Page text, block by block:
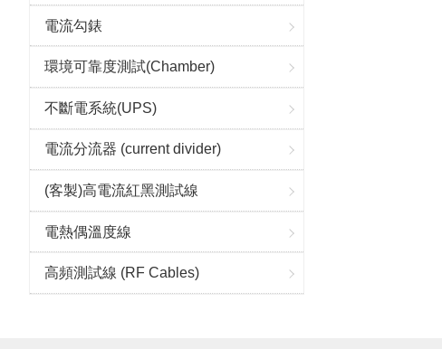
電流勾錶
環境可靠度測試(Chamber)
不斷電系統(UPS)
電流分流器 (current divider)
(客製)高電流紅黑測試線
電熱偶溫度線
高頻測試線 (RF Cables)